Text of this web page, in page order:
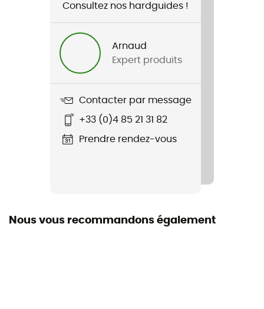
Nom du produit
Core Essence Tights
Consultez nos hardguides !
Arnaud
Expert produits
Contacter par message
+33 (0)4 85 21 31 82
Prendre rendez-vous
Nous vous recommandons également